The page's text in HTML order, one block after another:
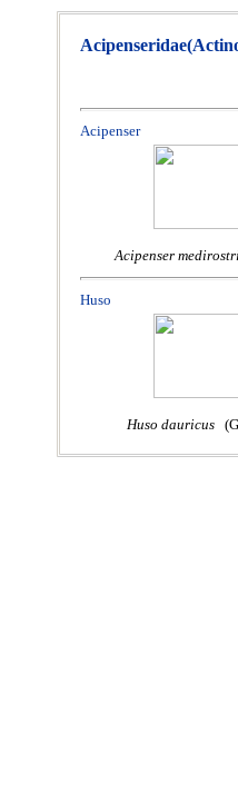
Acipenser
Acipenser
Huso
Huso dauricus